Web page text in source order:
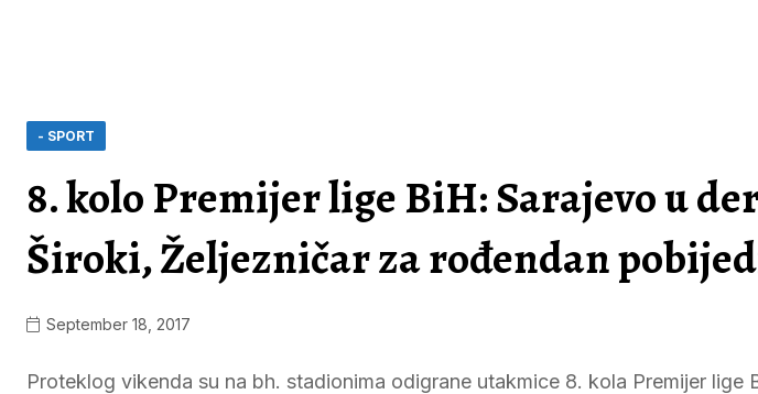
- SPORT
8. kolo Premijer lige BiH: Sarajevo u
Široki, Željezničar za rođendan
September 18, 2017
Proteklog vikenda su na bh. stadionima odigrane utakmice 8. kola Premijer lige